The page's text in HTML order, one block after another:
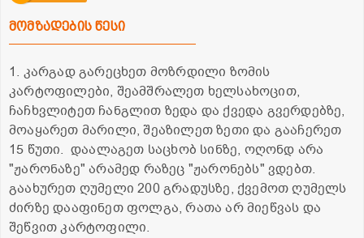
მომზადების წესი
1. კარგად გარეცხეთ მოზრდილი ზომის
კარტოფილები, შეამშრალეთ ხელსახოცით,
ჩაჩხვლიტეთ ჩანგლით ზედა და ქვედა გვერდებზე,
მოაყარეთ მარილი, შეაზილეთ ზეთი და გააჩერეთ
15 წუთი. დაალაგეთ საცხობ სინზე, ოღონდ არა
"ჟარონაზე" არამედ რაზეც "ჟარონებს" ვდებთ.
გაახურეთ ღუმელი 200 გრადუსზე, ქვემოთ ღუმელს
ძირზე დააფინეთ ფოლგა, რათა არ მიეწვას და
შეწვით კარტოფილი.